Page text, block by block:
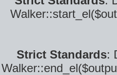
Strict Standards: